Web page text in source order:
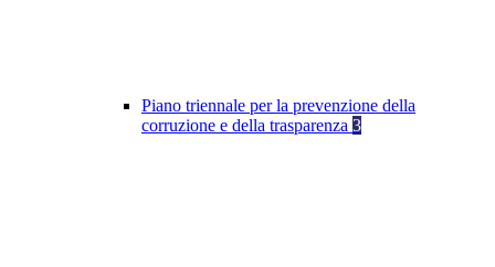
Piano triennale per la prevenzione della
corruzione e della trasparenza 3